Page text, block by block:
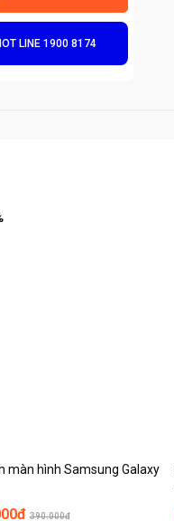
LINE 1900 8174
màn hình Samsung Galaxy
390.000đ